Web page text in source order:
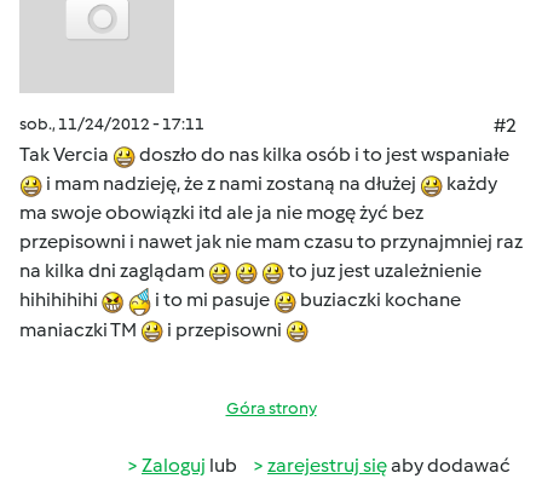
sob., 11/24/2012 - 17:11
#2
Tak Vercia
doszło do nas kilka osób i to jest wspaniałe
i mam nadzieję, że z nami zostaną na dłużej
każdy
ma swoje obowiązki itd ale ja nie mogę żyć bez
przepisowni i nawet jak nie mam czasu to przynajmniej raz
na kilka dni zaglądam
to juz jest uzależnienie
hihihihihi
i to mi pasuje
buziaczki kochane
maniaczki TM
i przepisowni
Góra strony
Zaloguj lub zarejestruj sięaby dodawać